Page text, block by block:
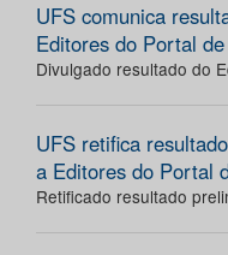
UFS comunica
Editores do Portal
Divulgado resultado do
UFS retifica
a Editores do Portal
Retificado resultado